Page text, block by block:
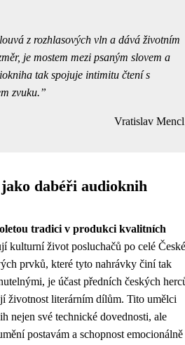
z rozhlasových vln a dává životním
je mostem mezi psaným slovem a
tak spojuje intimitu čtení s
zvuku.
Vratislav Mencl
dabéři audioknih
tradici v produkci kvalitních
kulturní život posluchačů po celé České
prvků, které tyto nahrávky činí tak
je účast předních českých
životnost literárním dílům. Tito umělci
nejen své technické dovednosti, ale
postavám a schopnost emocionálně